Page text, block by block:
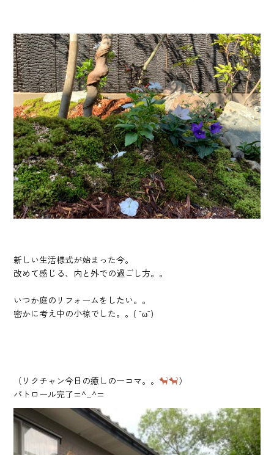
新しい生活様式が始まった今。
改めて感じる、内と外での過ごし方。。
いつか庭のリフォームをしたい。。
密かに考え中の小椋でした。。( ˘ω˘)
（リクチャン今日の癒しの一コマ。。
）
パトロール完了=^_^=